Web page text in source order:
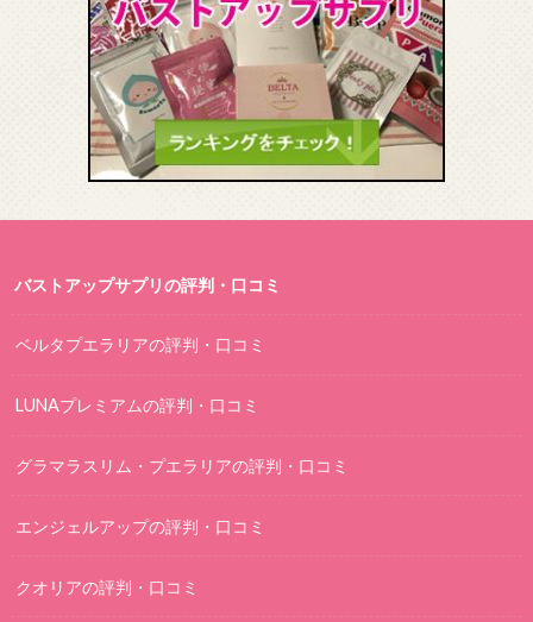
バストアップサプリの評判・口コミ
ベルタプエラリアの評判・口コミ
LUNAプレミアムの評判・口コミ
グラマラスリム・プエラリアの評判・口コミ
エンジェルアップの評判・口コミ
クオリアの評判・口コミ